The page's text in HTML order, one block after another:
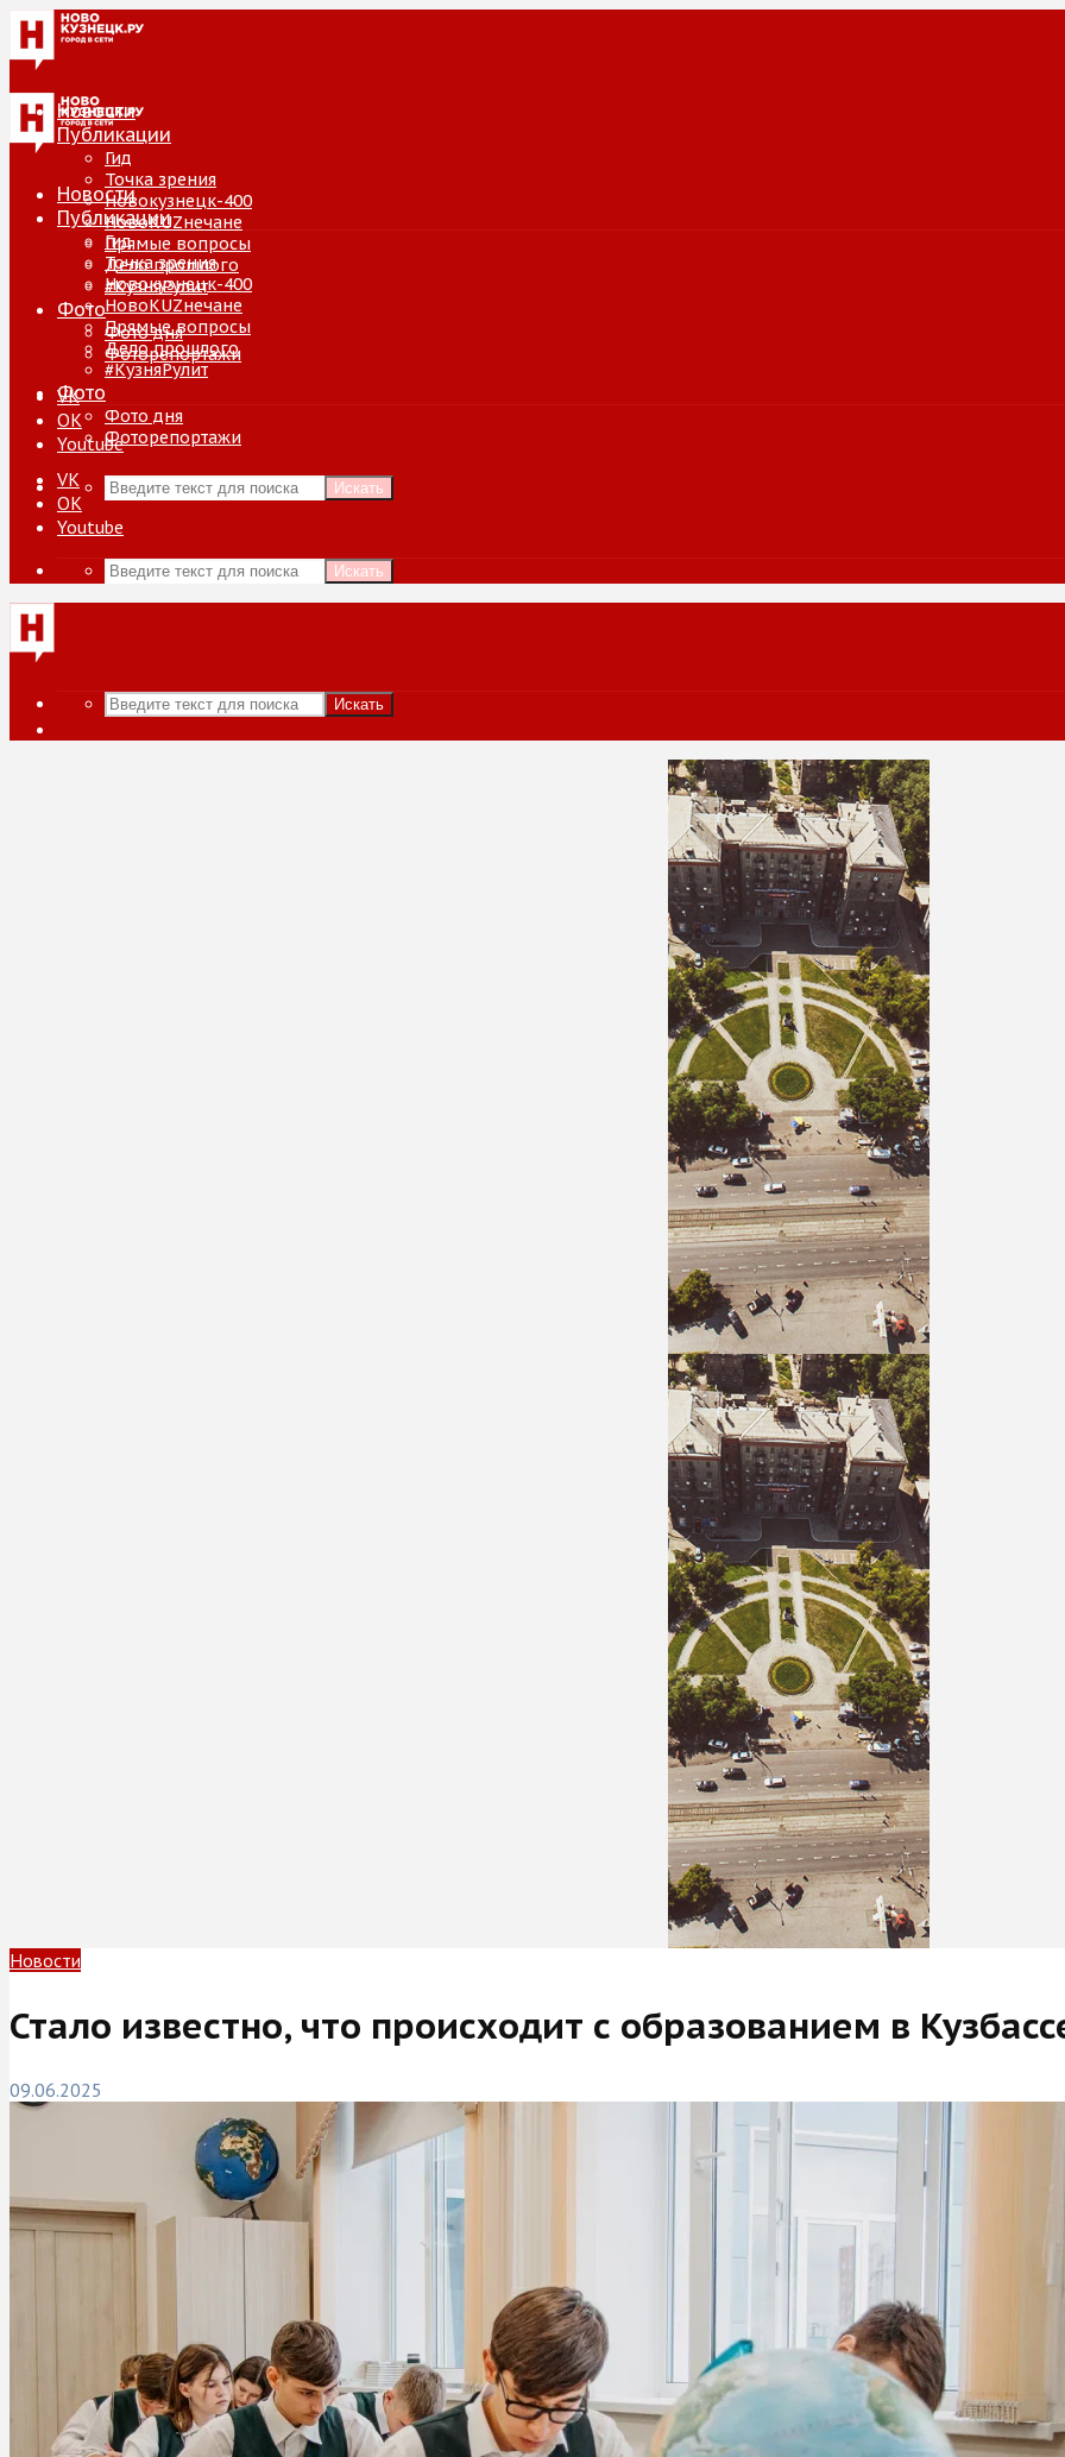
Новости
Публикации
Гид
Точка зрения
Новокузнецк-400
НовоKUZнечане
Прямые вопросы
Дело прошлого
#КузняРулит
Фото
Фото дня
Фоторепортажи
VK
ОК
Youtube
Искать
Новости
Публикации
Гид
Точка зрения
Новокузнецк-400
НовоKUZнечане
Прямые вопросы
Дело прошлого
#КузняРулит
Фото
Фото дня
Фоторепортажи
VK
ОК
Youtube
Искать
Искать
Новости
Стало известно, что происходит с образованием в
09.06.2025